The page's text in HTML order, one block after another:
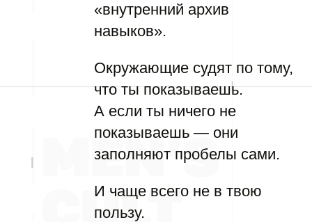
«внутренний архив
навыков».
Окружающие судят по тому,
что ты показываешь.
А если ты ничего не
показываешь — они
заполняют пробелы сами.
И чаще всего не в твою
пользу.